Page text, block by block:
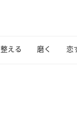
整える 磨く 恋